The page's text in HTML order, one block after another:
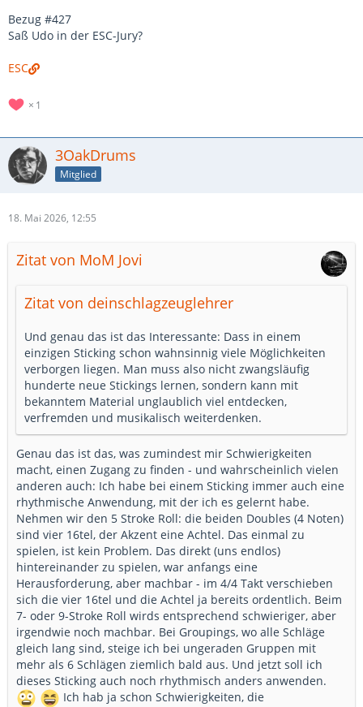
Bezug #427
Saß Udo in der ESC-Jury?
ESC
1
3OakDrums
Mitglied
18. Mai 2026, 12:55
Zitat von MoM Jovi
Zitat von deinschlagzeuglehrer
Und genau das ist das Interessante: Dass in einem
einzigen Sticking schon wahnsinnig viele Möglichkeiten
verborgen liegen. Man muss also nicht zwangsläufig
hunderte neue Stickings lernen, sondern kann mit
bekanntem Material unglaublich viel entdecken,
verfremden und musikalisch weiterdenken.
Genau das ist das, was zumindest mir Schwierigkeiten
macht, einen Zugang zu finden - und wahrscheinlich vielen
anderen auch: Ich habe bei einem Sticking immer auch eine
rhythmische Anwendung, mit der ich es gelernt habe.
Nehmen wir den 5 Stroke Roll: die beiden Doubles (4 Noten)
sind vier 16tel, der Akzent eine Achtel. Das einmal zu
spielen, ist kein Problem. Das direkt (uns endlos)
hintereinander zu spielen, war anfangs eine
Herausforderung, aber machbar - im 4/4 Takt verschieben
sich die vier 16tel und die Achtel ja bereits ordentlich. Beim
7- oder 9-Stroke Roll wirds entsprechend schwieriger, aber
irgendwie noch machbar. Bei Groupings, wo alle Schläge
gleich lang sind, steige ich bei ungeraden Gruppen mit
mehr als 6 Schlägen ziemlich bald aus. Und jetzt soll ich
dieses Sticking auch noch rhythmisch anders anwenden.
Ich hab ja schon Schwierigkeiten, die